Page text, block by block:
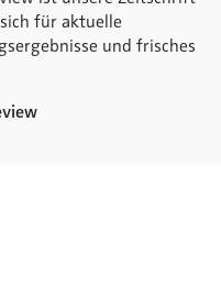
für aktuelle
und frisches